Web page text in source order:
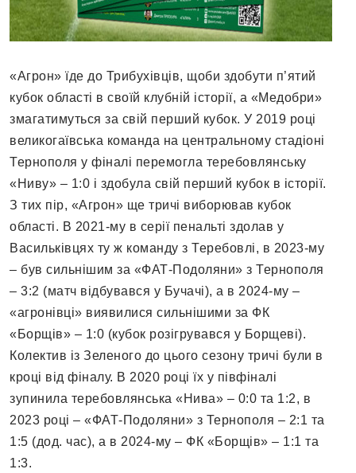
«Агрон» їде до Трибухівців, щоби здобути п’ятий
кубок області в своїй клубній історії, а «Медобри»
змагатимуться за свій перший кубок. У 2019 році
великогаївська команда на центральному стадіоні
Тернополя у фіналі перемогла теребовлянську
«Ниву» – 1:0 і здобула свій перший кубок в історії.
З тих пір, «Агрон» ще тричі виборював кубок
області. В 2021-му в серії пенальті здолав у
Васильківцях ту ж команду з Теребовлі, в 2023-му
– був сильнішим за «ФАТ-Подоляни» з Тернополя
– 3:2 (матч відбувався у Бучачі), а в 2024-му –
«агронівці» виявилися сильнішими за ФК
«Борщів» – 1:0 (кубок розігрувався у Борщеві).
Колектив із Зеленого до цього сезону тричі були в
кроці від фіналу. В 2020 році їх у півфіналі
зупинила теребовлянська «Нива» – 0:0 та 1:2, в
2023 році – «ФАТ-Подоляни» з Тернополя – 2:1 та
1:5 (дод. час), а в 2024-му – ФК «Борщів» – 1:1 та
1:3.